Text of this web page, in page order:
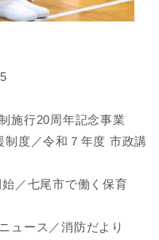
施行20周年記念事業
度／令和７年度 市政講
／七尾市で働く保育
ュース／消防だより